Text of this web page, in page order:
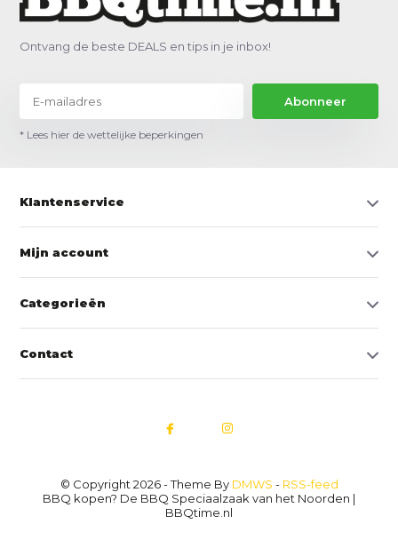
Ontvang de beste DEALS en tips in je inbox!
Abonneer
* Lees hier de wettelijke beperkingen
Klantenservice
Mijn account
Categorieën
Contact
© Copyright 2026 - Theme By DMWS - RSS-feed
BBQ kopen? De BBQ Speciaalzaak van het Noorden |
BBQtime.nl